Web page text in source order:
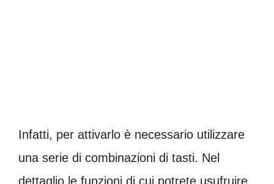
Infatti, per attivarlo è necessario utilizzare
una serie di combinazioni di tasti. Nel
dettaglio le funzioni di cui potrete usufruire